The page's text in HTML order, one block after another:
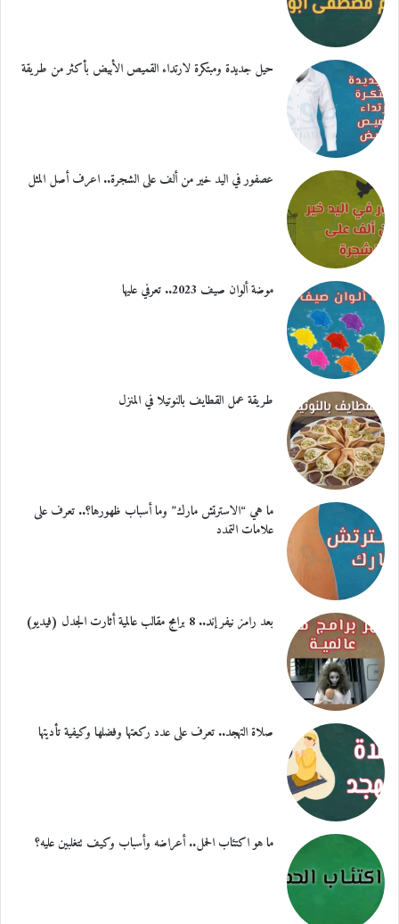
حيل جديدة ومبتكرة لارتداء القميص الأبيض بأكثر من طريقة
عصفور في اليد خير من ألف على الشجرة.. اعرف أصل المثل
موضة ألوان صيف 2023.. تعرفي عليها
طريقة عمل القطايف بالنوتيلا في المنزل
ما هي “الاسترتش مارك” وما أسباب ظهورها؟.. تعرف على
علامات التمدد
بعد رامز نيفر إند.. 8 برامج مقالب عالمية أثارت الجدل (فيديو)
صلاة التهجد.. تعرف على عدد ركعتها وفضلها وكيفية تأديتها
ما هو اكتئاب الحمل.. أعراضه وأسباب وكيف تتغلبين عليه؟